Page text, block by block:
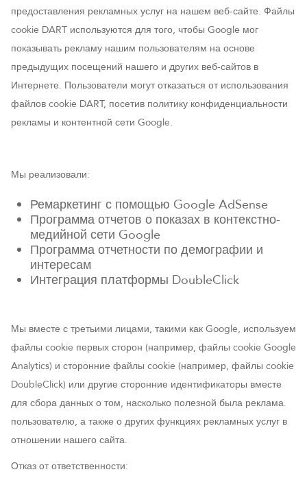
предоставления рекламных услуг на нашем веб-сайте. Файлы
cookie DART используются для того, чтобы Google мог
показывать рекламу нашим пользователям на основе
предыдущих посещений нашего и других веб-сайтов в
Интернете. Пользователи могут отказаться от использования
файлов cookie DART, посетив политику конфиденциальности
рекламы и контентной сети Google.
Мы реализовали:
Ремаркетинг с помощью Google AdSense
Программа отчетов о показах в контекстно-
медийной сети Google
Программа отчетности по демографии и
интересам
Интеграция платформы DoubleClick
Мы вместе с третьими лицами, такими как Google, используем
файлы cookie первых сторон (например, файлы cookie Google
Analytics) и сторонние файлы cookie (например, файлы cookie
DoubleClick) или другие сторонние идентификаторы вместе
для сбора данных о том, насколько полезной была реклама.
пользователю, а также о других функциях рекламных услуг в
отношении нашего сайта.
Отказ от ответственности: